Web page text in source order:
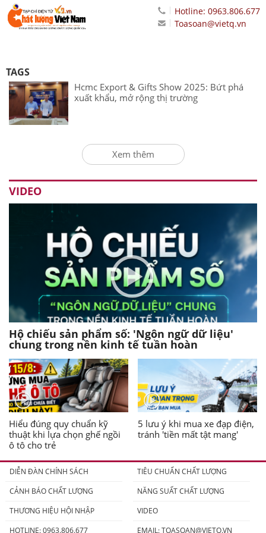
Hotline: 0963.806.677
Toasoan@vietq.vn
TAGS
Hcmc Export & Gifts Show 2025: Bứt phá
xuất khẩu, mở rộng thị trường
Xem thêm
VIDEO
Hộ chiếu sản phẩm số: 'Ngôn ngữ dữ liệu'
chung trong nền kinh tế tuần hoàn
Hiểu đúng quy chuẩn kỹ
thuật khi lựa chọn ghế ngồi
ô tô cho trẻ
5 lưu ý khi mua xe đạp điện,
tránh 'tiền mất tật mang'
DIỄN ĐÀN CHÍNH SÁCH
TIÊU CHUẨN CHẤT LƯỢNG
CẢNH BÁO CHẤT LƯỢNG
NĂNG SUẤT CHẤT LƯỢNG
THƯƠNG HIỆU HỘI NHẬP
VIDEO
HOTLINE: 0963.806.677
EMAIL:TOASOAN@VIETQ.VN